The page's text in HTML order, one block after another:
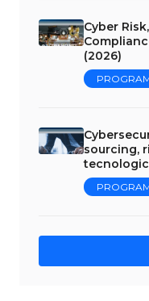
Cyber
(2026)
sourcing,